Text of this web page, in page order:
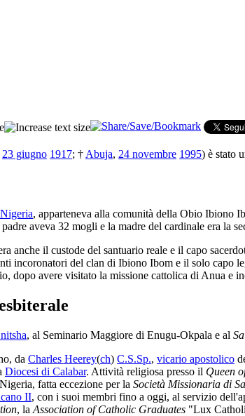
23 giugno 1917; † Abuja, 24 novembre 1995) è stato
Nigeria, apparteneva alla comunità della Obio Ibiono
aveva 32 mogli e la madre del cardinale era la
anche il custode del santuario reale e il capo
incoronatori del clan di Ibiono Ibom e il solo capo
dopo avere visitato la missione cattolica di Anua e
, al Seminario Maggiore di Enugu-Okpala e al
da Charles Heerey(ch) C.S.Sp., vicario apostolico
Diocesi di Calabar. Attività religiosa presso il Queen
fatta eccezione per la Società Missionaria di
II, con i suoi membri fino a oggi, al servizio
, la Association of Catholic Graduates "Lux